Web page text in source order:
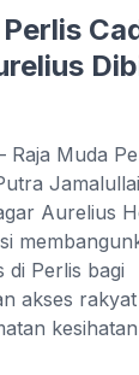
Raja Muda
Aurelius
di Perlis bagi
akses